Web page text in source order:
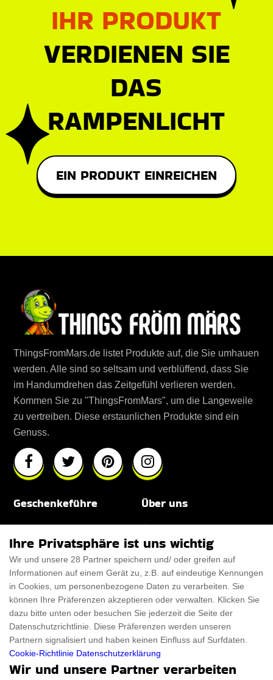
IHR PRODUKT
VERDIENEN SIE
DAS
RAMPENLICHT
EIN PRODUKT EINREICHEN
ThingsFromMars.de listet Produkte auf, die Sie umhauen
werden. Alle sind so seltsam und verblüffend, dass Sie
im Handumdrehen das Zeitgefühl verlieren werden.
Kommen Sie zu "ThingsFromMars", um die Langeweile
zu vertreiben. Diese erstaunlichen Produkte sind ein
Genuss.
Geschenkeführe
Für Haustiere
ThanksGiving
Über uns
Rabattcode
Trendiger Rabattcode
Black Friday
Ein Produkt einreichen
Kontakt
Datenschutz­erklärung
Datenschutz­erklärung
Ihre Privatsphäre ist uns wichtig
Wir und unsere 28 Partner speichern und/ oder greifen auf
Informationen auf einem Gerät zu, z.B. auf eindeutige Kennungen
in Cookies, um personenbezogene Daten zu verarbeiten. Sie
können Ihre Präferenzen akzeptieren oder verwalten. Klicken Sie
dazu bitte unten oder besuchen Sie jederzeit die Seite der
Datenschutzrichtlinie. Diese Präferenzen werden unseren
Partnern signalisiert und haben keinen Einfluss auf Surfdaten.
Cookie-Richtlinie Datenschutzerklärung
Wir und unsere Partner verarbeiten